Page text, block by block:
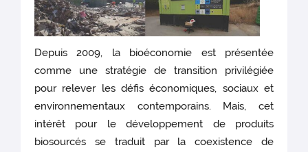
Depuis 2009, la bioéconomie est présentée
comme une stratégie de transition privilégiée
pour relever les défis économiques, sociaux et
environnementaux contemporains. Mais, cet
intérêt pour le développement de produits
biosourcés se traduit par la coexistence de